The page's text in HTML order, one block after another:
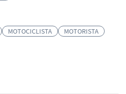
MOTOCICLISTA
MOTORISTA